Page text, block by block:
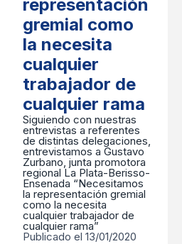
representación
gremial como
la necesita
cualquier
trabajador de
cualquier rama
Siguiendo con nuestras
entrevistas a referentes
de distintas delegaciones,
entrevistamos a Gustavo
Zurbano, junta promotora
regional La Plata-Berisso-
Ensenada “Necesitamos
la representación gremial
como la necesita
cualquier trabajador de
cualquier rama”
Publicado el 13/01/2020